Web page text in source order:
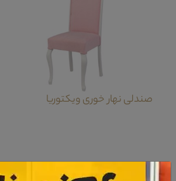
صندلی نهار خوری ویکتوریا